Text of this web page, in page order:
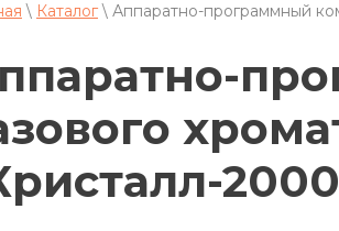
\ Каталог\ Аппаратно-программный